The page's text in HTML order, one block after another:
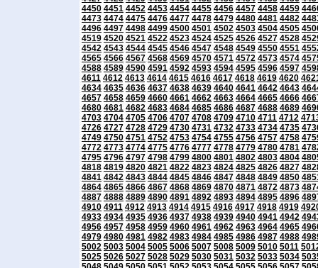
4450 4451 4452 4453 4454 4455 4456 4457 4458 4459
4473 4474 4475 4476 4477 4478 4479 4480 4481 4482
4496 4497 4498 4499 4500 4501 4502 4503 4504 4505
4519 4520 4521 4522 4523 4524 4525 4526 4527 4528
4542 4543 4544 4545 4546 4547 4548 4549 4550 4551
4565 4566 4567 4568 4569 4570 4571 4572 4573 4574
4588 4589 4590 4591 4592 4593 4594 4595 4596 4597
4611 4612 4613 4614 4615 4616 4617 4618 4619 4620
4634 4635 4636 4637 4638 4639 4640 4641 4642 4643
4657 4658 4659 4660 4661 4662 4663 4664 4665 4666
4680 4681 4682 4683 4684 4685 4686 4687 4688 4689
4703 4704 4705 4706 4707 4708 4709 4710 4711 4712
4726 4727 4728 4729 4730 4731 4732 4733 4734 4735
4749 4750 4751 4752 4753 4754 4755 4756 4757 4758
4772 4773 4774 4775 4776 4777 4778 4779 4780 4781
4795 4796 4797 4798 4799 4800 4801 4802 4803 4804
4818 4819 4820 4821 4822 4823 4824 4825 4826 4827
4841 4842 4843 4844 4845 4846 4847 4848 4849 4850
4864 4865 4866 4867 4868 4869 4870 4871 4872 4873
4887 4888 4889 4890 4891 4892 4893 4894 4895 4896
4910 4911 4912 4913 4914 4915 4916 4917 4918 4919
4933 4934 4935 4936 4937 4938 4939 4940 4941 4942
4956 4957 4958 4959 4960 4961 4962 4963 4964 4965
4979 4980 4981 4982 4983 4984 4985 4986 4987 4988
5002 5003 5004 5005 5006 5007 5008 5009 5010 5011
5025 5026 5027 5028 5029 5030 5031 5032 5033 5034